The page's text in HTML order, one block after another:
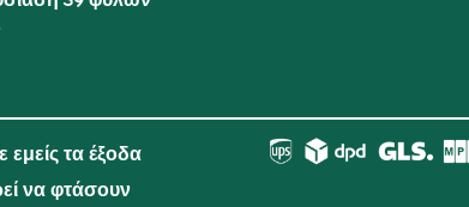
τα έξοδα
να φτάσουν